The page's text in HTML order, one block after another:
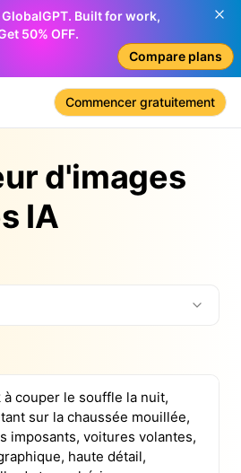
Built for work,
50% OFF.
Compare plans
Commencer gratuitement
d'images
IA